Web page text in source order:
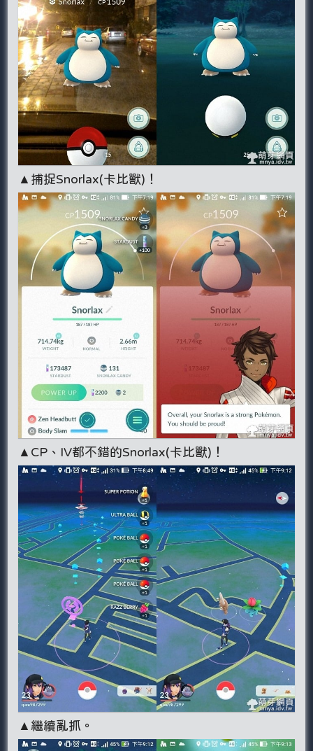
▲捕捉Snorlax(卡比獸)！
▲CP、IV都不錯的Snorlax(卡比獸)！
▲繼續亂抓。